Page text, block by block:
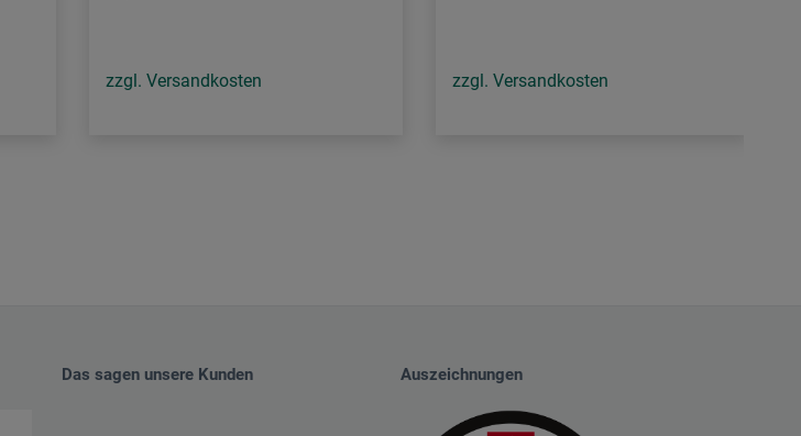
zzgl. Versandkosten zzgl. Versandkosten
Das sagen unsere Kunden Auszeichnungen